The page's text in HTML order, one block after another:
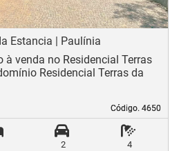
Estancia | Paulínia
Código. 4650
Código. 4650
à venda no Residencial Terras
Residencial Terras da
2
4